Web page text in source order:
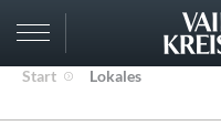
Start Lokales